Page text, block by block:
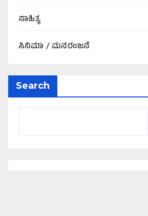
ಸಾಹಿತ್ಯ
ಸಿನಿಮಾ / ಮನರಂಜನೆ
Search